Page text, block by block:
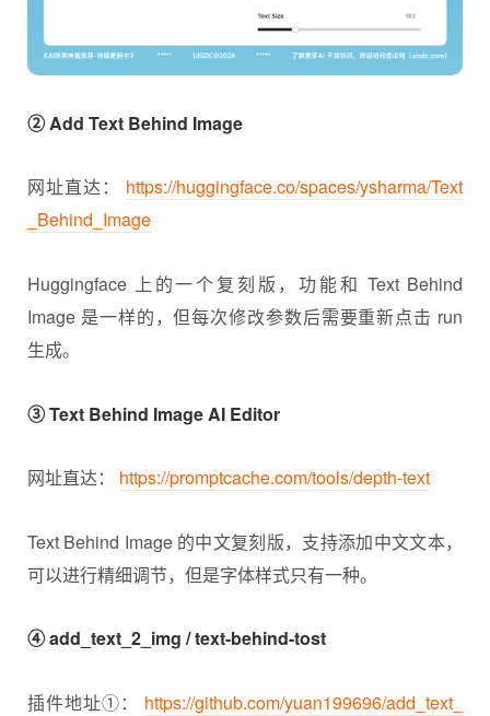
② Add Text Behind Image
网址直达： https://huggingface.co/spaces/ysharma/Text
_Behind_Image
Huggingface 上的一个复刻版，功能和 Text Behind
Image 是一样的，但每次修改参数后需要重新点击 run
生成。
③ Text Behind Image AI Editor
网址直达： https://promptcache.com/tools/depth-text
Text Behind Image 的中文复刻版，支持添加中文文本，
可以进行精细调节，但是字体样式只有一种。
④ add_text_2_img / text-behind-tost
插件地址①： https://github.com/yuan199696/add_text_